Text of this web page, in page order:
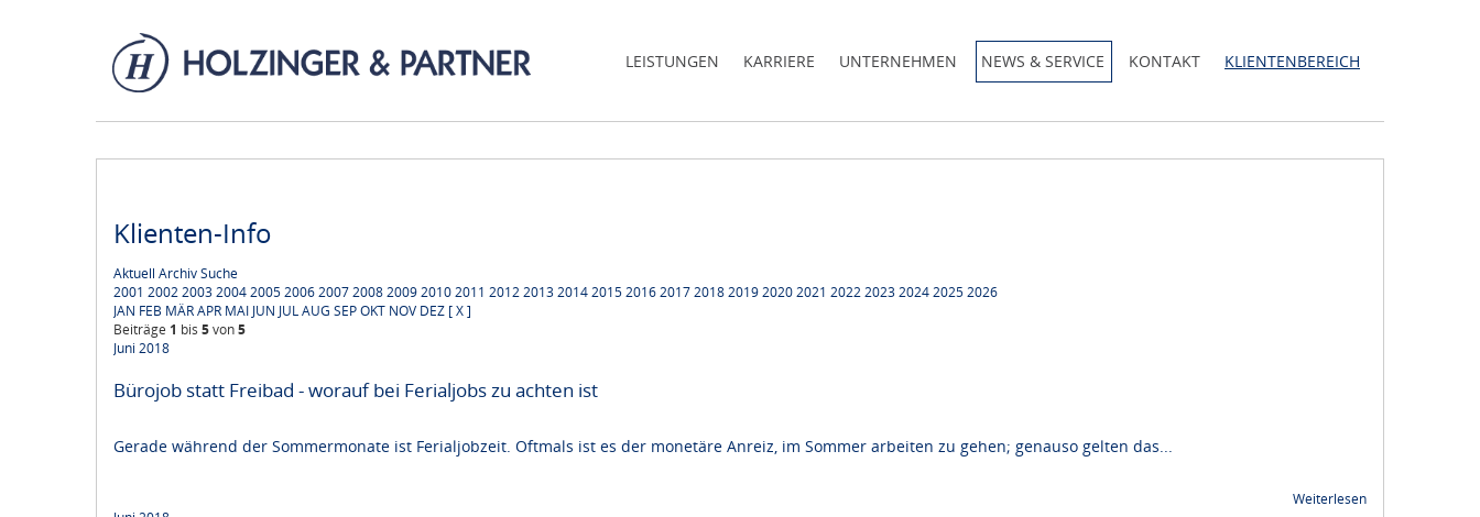
LEISTUNGEN KARRIERE UNTERNEHMEN NEWS & SERVICE KONTAKT KLIENTENBEREICH
Klienten-Info
Aktuell ArchivSuche
2001 2002200320042005200620072008200920102011 2012201320142015201620172018201920202021 20222023202420252026
JAN FEB MÄRAPR MAI JUN JULAUG SEPOKT NOV DEZ [ X ]
Beiträge 1 bis 5von5
Juni 2018
Bürojob statt Freibad - worauf bei Ferialjobs zu achten ist
Gerade während der Sommermonate ist Ferialjobzeit. Oftmals ist es der monetäre Anreiz, im Sommer arbeiten zu gehen; genauso gelten das...
Weiterlesen